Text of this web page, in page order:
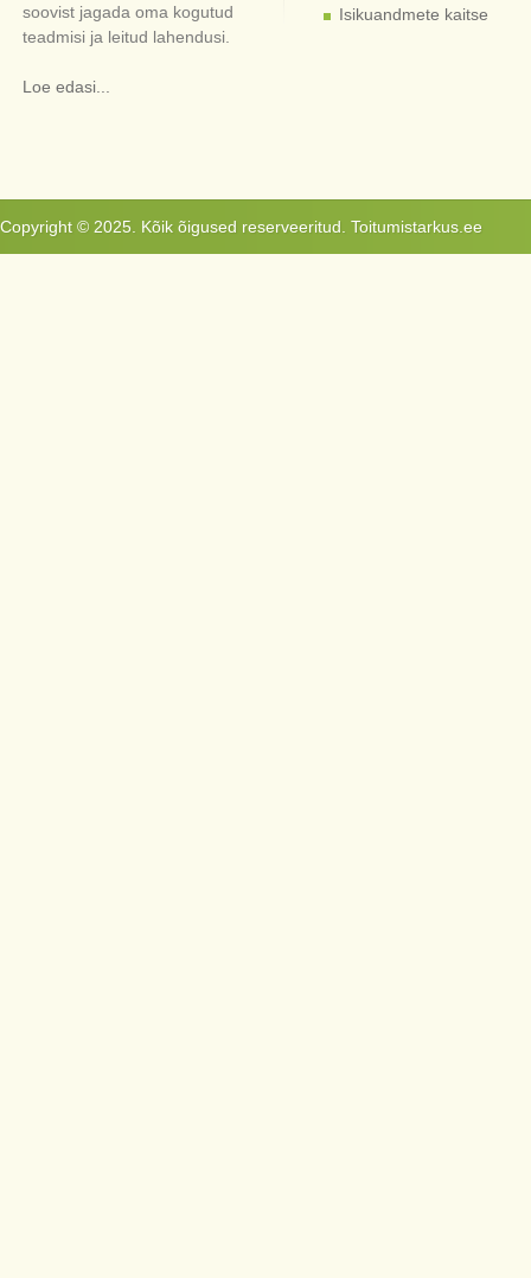
soovist jagada oma kogutud
teadmisi ja leitud lahendusi.
Loe edasi...
Isikuandmete kaitse
Copyright © 2025. Kõik õigused reserveeritud. Toitumistarkus.ee